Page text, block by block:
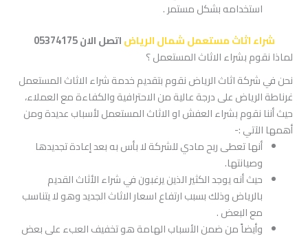
استخدامه بشكل مستمر .
شراء اثاث مستعمل شمال الرياضاتصل الان 05374175
لماذا نقوم بشراء الاثاث المستعمل ؟
نحن في شركة اثاث الرياض نقوم بتقديم خدمة شراء الاثاث المستعمل
غرناطة الرياض على درجة عالية من الاحترافية والكفاءة مع العملاء،
حيث أننا نقوم بشراء العفش او الاثاث المستعمل لأسباب عديدة ومن
أهمها الآتي :-
أنها تعطى ربح مادي للشركة لا بأس به بعد إعادة تجديدها
وصيانتها.
حيث أنه يوجد الكثير الذين يرغبون في شراء الأثاث القديم
بالرياض وذلك بسبب ارتفاع اسعار الاثاث الجديد وهو لا يتناسب
مع البعض .
وأيضاً من ضمن الأسباب الهامة هو تخفيف العبء على بعض